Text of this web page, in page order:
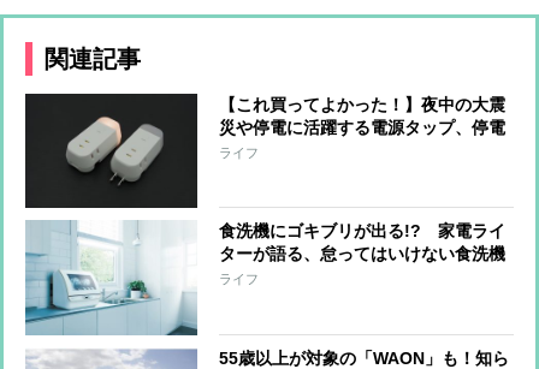
関連記事
【これ買ってよかった！】夜中の大震
災や停電に活躍する電源タップ、停電
時は自動点灯で懐中電灯に！防災のプ
ライフ
食洗機にゴキブリが出る!? 家電ライ
ターが語る、怠ってはいけない食洗機
のお手入れ
ライフ
55歳以上が対象の「WAON」も！知ら